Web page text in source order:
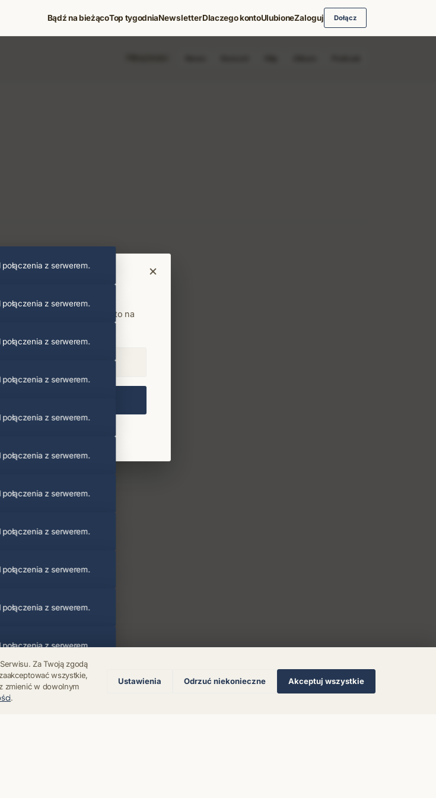
Bądź na bieżącoTop tygodniaNewsletterDlaczego kontoUlubioneZaloguj Dołącz
Za Twoją zgodą
wszystkie,
zmienić w dowolnym
.
Ustawienia Odrzuć niekonieczne Akceptuj wszystkie
×
i premierach prosto na
połączenia z serwerem.
połączenia z serwerem.
połączenia z serwerem.
połączenia z serwerem.
połączenia z serwerem.
połączenia z serwerem.
połączenia z serwerem.
połączenia z serwerem.
połączenia z serwerem.
połączenia z serwerem.
połączenia z serwerem.
połączenia z serwerem.